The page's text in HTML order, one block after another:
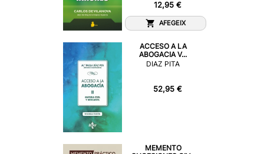
12,95 €
AFEGEIX
ACCESO A LA
ABOGACIA V...
DIAZ PITA
52,95 €
MEMENTO